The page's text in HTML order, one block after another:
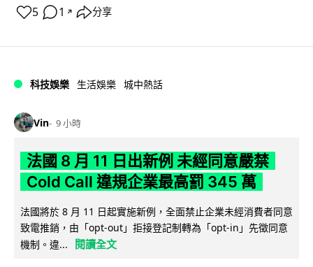
5 1 ↗ 分享
科技娛樂 生活娛樂 城中熱話
Vin 9 小時
法國 8 月 11 日出新例 未經同意嚴禁
Cold Call 違規企業最高罰 345 萬
法國將於 8 月 11 日起實施新例，全面禁止企業未經消費者同意
致電推銷，由「opt-out」拒接登記制轉為「opt-in」先徵同意
機制。違...
閱讀全文